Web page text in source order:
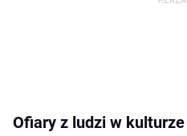
Ofiary z ludzi w